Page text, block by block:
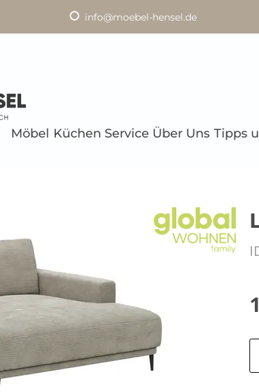
info@moebel-hensel.de
Möbel Küchen Service Über Uns Tipps